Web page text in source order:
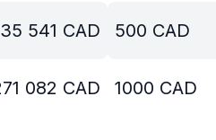
541 CAD
082 CAD
500 CAD
1000 CAD